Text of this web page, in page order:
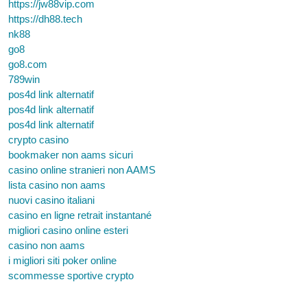
https://jw88vip.com
https://dh88.tech
nk88
go8
go8.com
789win
pos4d link alternatif
pos4d link alternatif
pos4d link alternatif
crypto casino
bookmaker non aams sicuri
casino online stranieri non AAMS
lista casino non aams
nuovi casino italiani
casino en ligne retrait instantané
migliori casino online esteri
casino non aams
i migliori siti poker online
scommesse sportive crypto